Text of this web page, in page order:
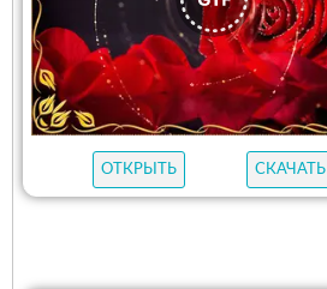
ОТКРЫТЬ СКАЧАТЬ